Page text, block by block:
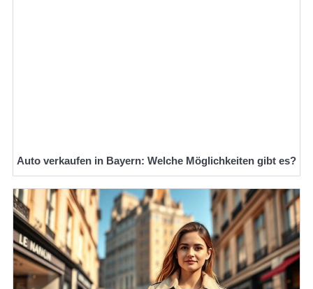
Auto verkaufen in Bayern: Welche Möglichkeiten gibt es?